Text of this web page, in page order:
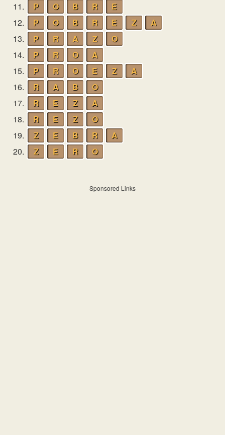
11.
P O B R
E
12.
P O B R E Z
A
13.
P R A Z
O
14.
P R O
A
15.
P R O E Z
A
16.
R A B
O
17.
R E Z
A
18.
R E Z
O
19.
Z E B R
A
20.
Z E R O
Sponsored Links